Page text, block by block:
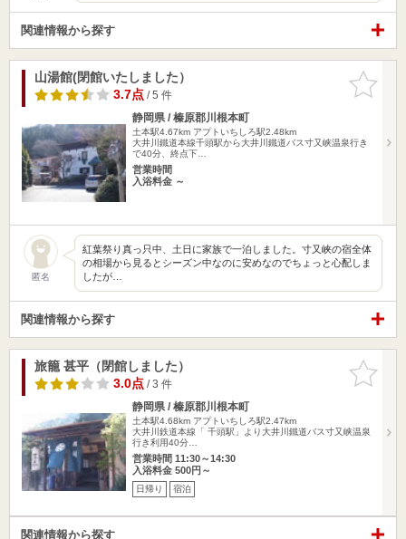
関連情報から探す
お気に入
りに追加
山湯館(閉館いたしました）
3.7点/ 5 件
静岡県 / 榛原郡川根本町
土本駅4.67km アプトいちしろ駅2.48km
大井川鐵道本線千頭駅から大井川鐵道バス寸又峡温泉行き
で40分、終点下…
営業時間
入浴料金 ～
匿名
紅葉祭り真っ只中、土日に家族で一泊しました。寸又峡の宿全体
の相場から見るとシーズン中なのに安めなのでちょっと心配しま
したが…
関連情報から探す
お気に入
りに追加
旅籠 甚平（閉館しました）
3.0点/ 3 件
静岡県 / 榛原郡川根本町
土本駅4.68km アプトいちしろ駅2.47km
大井川鉄道本線「 千頭駅」より大井川鐵道バス寸又峡温泉
行き利用40分…
営業時間 11:30～14:30
入浴料金 500円～
日帰り 宿泊
関連情報から探す